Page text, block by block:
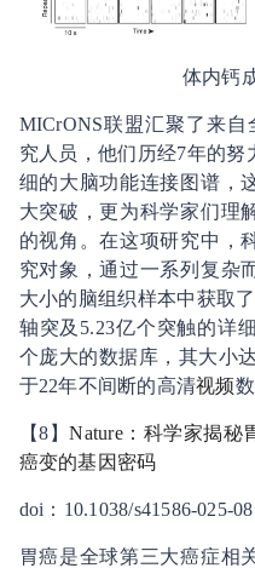
体内钙
MICrONS联盟汇聚了来
究人员，他们历经7年的
细的大脑功能连接图谱，
大突破，更为科学家们理
的视角。在这项研究中，
究对象，通过一系列复杂
大小的脑组织样本中获取
轴突及5.23亿个突触的详
个庞大的数据库，其大小
于22年不间断的高清视频
【8】Nature：科学家揭秘
癌变的基因密码
doi：10.1038/s41586-025-
胃癌是全球第三大癌症相